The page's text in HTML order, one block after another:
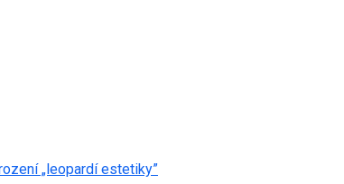
„leopardí estetiky”